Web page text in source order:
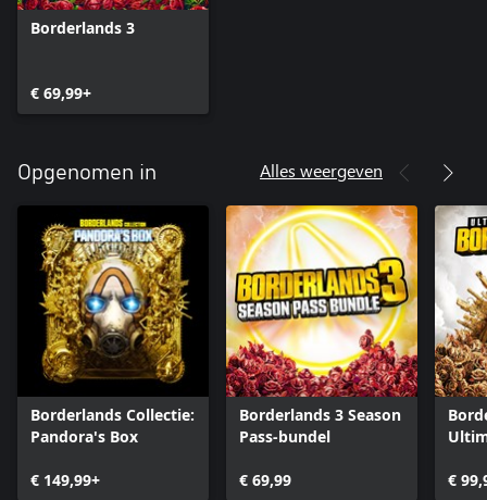
Borderlands 3
€ 69,99+
Opgenomen in Alles weergeven
Borderlands Collectie:
Pandora's Box
€ 149,99+
Borderlands 3 Season
Pass-bundel
€ 69,99 €